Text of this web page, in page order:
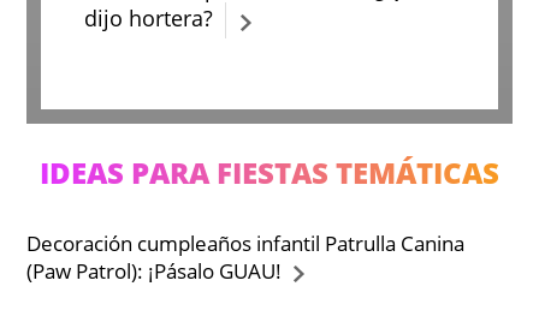
dijo hortera?
IDEAS PARA FIESTAS TEMÁTICAS
Decoración cumpleaños infantil Patrulla Canina
(Paw Patrol): ¡Pásalo GUAU!